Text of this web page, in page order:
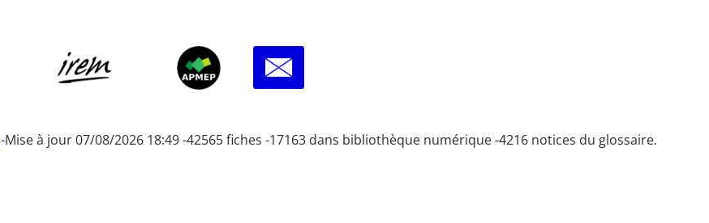
-Mise à jour 07/08/2026 18:49 -42565 fiches -17163 dans bibliothèque numérique -4216 notices du glossaire.